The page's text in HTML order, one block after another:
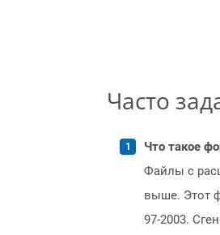
Часто
Что такое
Файлы с
выше. Этот
97-2003.